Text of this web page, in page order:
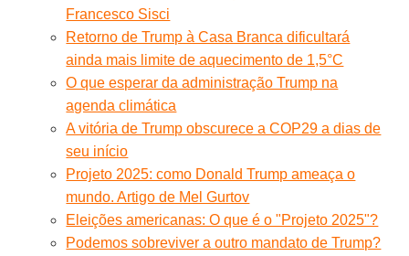
Francesco Sisci
Retorno de Trump à Casa Branca dificultará
ainda mais limite de aquecimento de 1,5°C
O que esperar da administração Trump na
agenda climática
A vitória de Trump obscurece a COP29 a dias de
seu início
Projeto 2025: como Donald Trump ameaça o
mundo. Artigo de Mel Gurtov
Eleições americanas: O que é o "Projeto 2025"?
Podemos sobreviver a outro mandato de Trump?